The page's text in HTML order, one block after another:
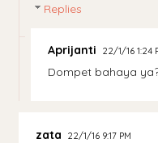
Replies
Aprijanti 22/1/16 1:24
Dompet bahaya
zata 22/1/16 9:17 PM